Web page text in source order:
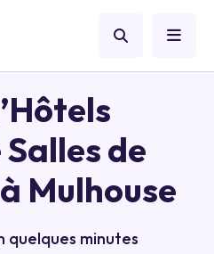
de
Mulhouse
quelques minutes